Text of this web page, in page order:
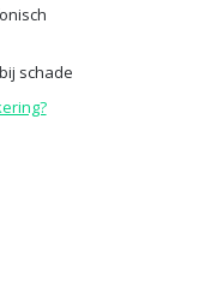
schade